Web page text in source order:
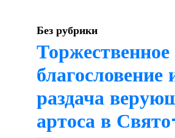
2ю
мая
Без рубрики
Торжественное
благословение
раздача
артоса в